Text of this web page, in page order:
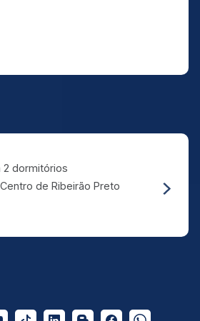
14
17
Aug/Tue
2 dormitórios
de Ribeirão Preto